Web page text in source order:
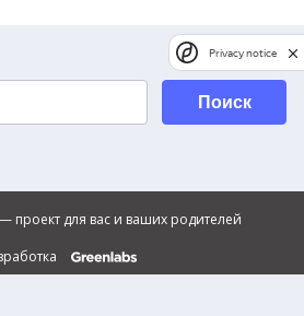
Поиск
проект для вас и ваших родителей
Privacy notice